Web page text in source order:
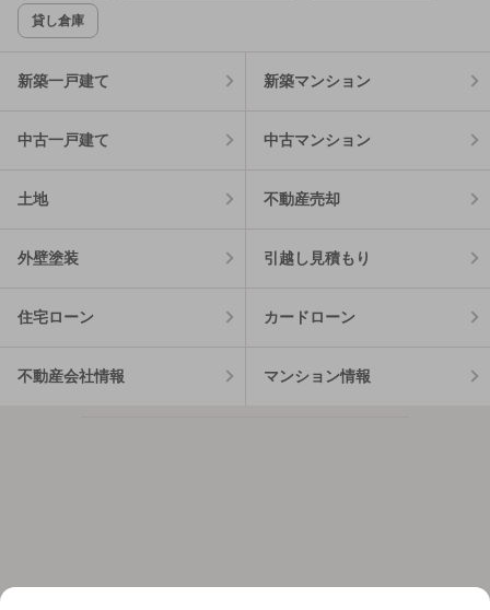
貸し倉庫
新築一戸建て 新築マンション
中古一戸建て 中古マンション
土地 不動産売却
外壁塗装 引越し見積もり
住宅ローン カードローン
不動産会社情報 マンション情報